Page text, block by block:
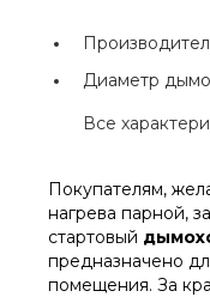
Диаметр
Все
Покупателям,
нагрева парной,
стартовый
предназначено
помещения. За